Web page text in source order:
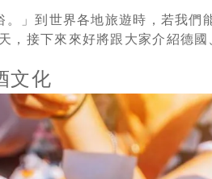
」到世界各地旅遊時，若我們
，接下來來好將跟大家介紹德
文化